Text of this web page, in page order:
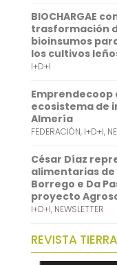
p
p
d
I
n
BIOCHARGAE
trasformación
bioinsumos
los cultivos
I+D+I
ecosistema de
Almería
FEDERACIÓN, I+D+I,
César Díaz
alimentarias de
Borrego e Da
proyecto
I+D+I, NEWSLETTER
REVISTA